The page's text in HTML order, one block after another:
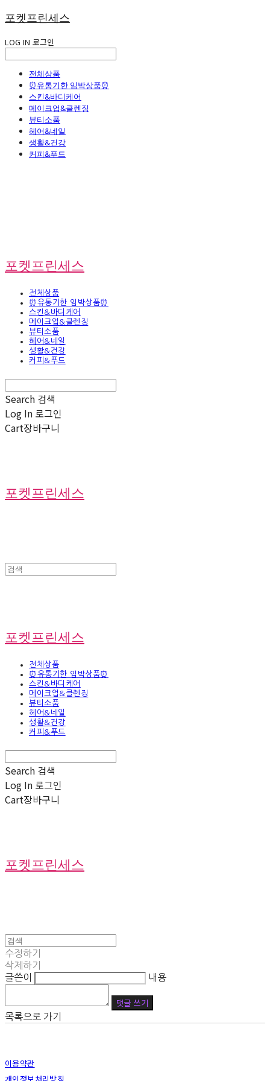
포켓프린세스
LOG IN 로그인
전체상품
⏰유통기한 임박상품⏰
스킨&바디케어
메이크업&클렌징
뷰티소품
헤어&네일
생활&건강
커피&푸드
포켓프린세스
전체상품
⏰유통기한 임박상품⏰
스킨&바디케어
메이크업&클렌징
뷰티소품
헤어&네일
생활&건강
커피&푸드
Search 검색
Log In 로그인
Cart장바구니
포켓프린세스
포켓프린세스
전체상품
⏰유통기한 임박상품⏰
스킨&바디케어
메이크업&클렌징
뷰티소품
헤어&네일
생활&건강
커피&푸드
Search 검색
Log In 로그인
Cart장바구니
포켓프린세스
수정하기
삭제하기
글쓴이
내용
댓글 쓰기
목록으로 가기
이용약관